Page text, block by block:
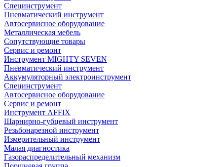
Специнструмент
Пневматический инструмент
Автосервисное оборудование
Металлическая мебель
Сопутствующие товары
Сервис и ремонт
Инструмент MIGHTY SEVEN
Пневматический инструмент
Аккумуляторный электроинструмент
Специнструмент
Автосервисное оборудование
Сервис и ремонт
Инструмент AFFIX
Шарнирно-губцевый инструмент
Резьбонарезной инструмент
Измерительный инструмент
Малая диагностика
Газораспределительный механизм